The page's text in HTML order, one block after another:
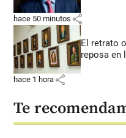
hace 50 minutos share
El retrato
reposa en
hace 1 hora share
Te